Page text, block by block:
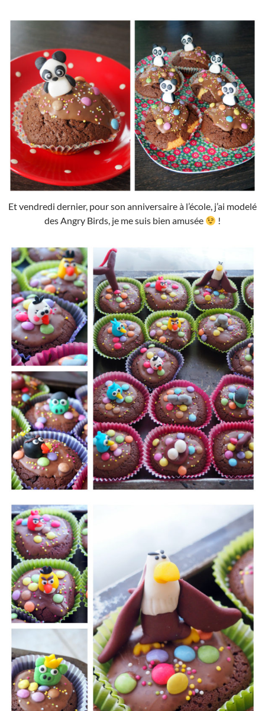
Et vendredi dernier, pour son anniversaire à l’école, j’ai modelé
des Angry Birds, je me suis bien amusée
!